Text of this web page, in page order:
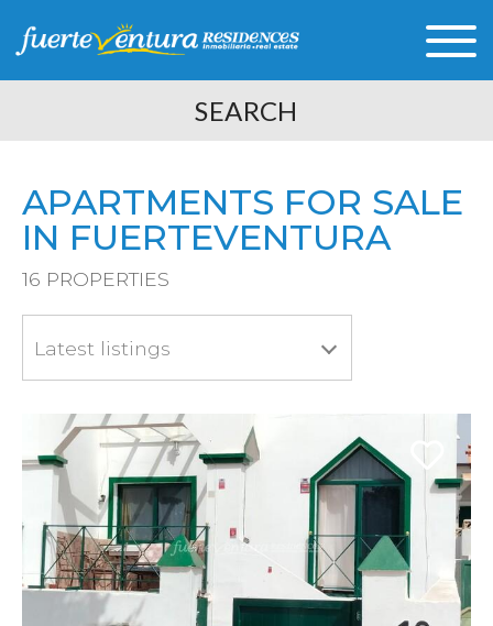
SEARCH
APARTMENTS FOR SALE
IN FUERTEVENTURA
16 PROPERTIES
Latest listings